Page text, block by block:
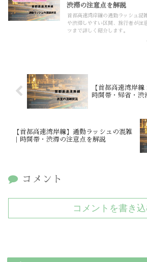
渋滞の注意点を解説
首都高速湾岸線の通勤ラッシュ混
や渋滞しやすい区間、旅行者が注
ツまで詳しく紹介します。
【首都高速湾岸線
時間帯・帰省・渋
【首都高速湾岸線】通勤ラッシュの混雑
｜時間帯・渋滞の注意点を解説
コメント
コメントを書き